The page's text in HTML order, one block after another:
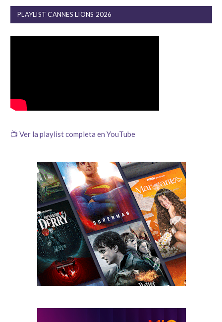
PLAYLIST CANNES LIONS 2026
📺 Ver la playlist completa en YouTube